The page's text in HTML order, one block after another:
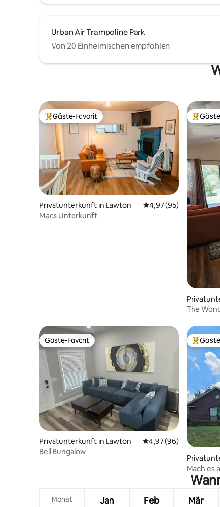
Urban Air Trampoline Park
Von 20 Einheimischen empfohlen
Beliebter Gäste-Favorit.
Gäste-Favorit
Privatunterkunft in Lawton Durchschnittliche
4,97 (95)
Macs Unterkunft
The
Gäste-Favorit
Gäste-Favorit
Privatunterkunft in Lawton Durchschnittliche
4,97 (96)
Bell Bungalow
Mach es
Monat Jan Feb Mär